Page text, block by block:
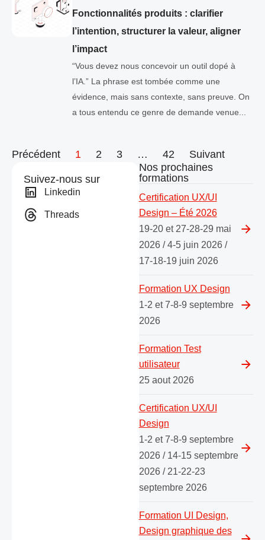
Fonctionnalités produits : clarifier
l’intention, structurer la valeur, aligner
l’impact
“Vous devez nous concevoir un outil dopé à
l’IA.” La phrase est tombée comme une
évidence, mais sans contexte, sans preuve. On
a tous entendu ce genre de demande venue...
Précédent 1 2 3 … 42 Suivant
Suivez-nous sur
Linkedin
Threads
Nos prochaines
formations
Certification UX/UI
Design – Été 2026
19-20 et 27-28-29 mai
2026 / 4-5 juin 2026 /
17-18-19 juin 2026
Formation UX Design
1-2 et 7-8-9 septembre
2026
Formation Test
utilisateur
25 aout 2026
Certification UX/UI
Design
1-2 et 7-8-9 septembre
2026 / 14-15 septembre
2026 / 21-22-23
septembre 2026
Formation UI Design,
Design graphique des